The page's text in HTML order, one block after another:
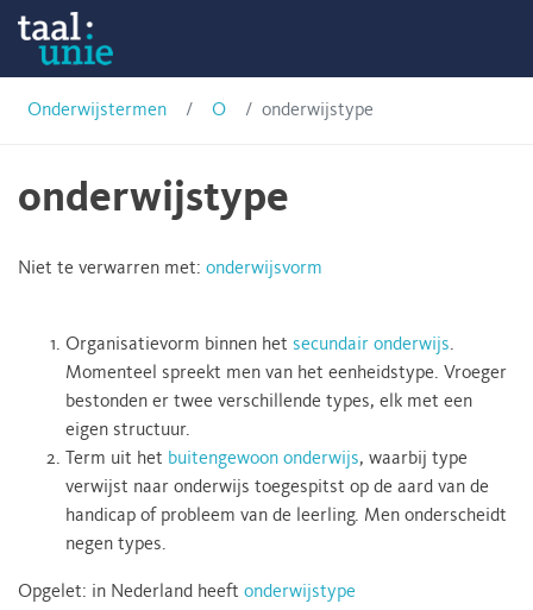
Skip
content
Onderwijstermen
O onderwijstype
onderwijstype
Niet te verwarren met: onderwijsvorm
Organisatievorm binnen het secundair onderwijs.
Momenteel spreekt men van het eenheidstype. Vroeger
bestonden er twee verschillende types, elk met een
eigen structuur.
Term uit het buitengewoon onderwijs, waarbij type
verwijst naar onderwijs toegespitst op de aard van de
handicap of probleem van de leerling. Men onderscheidt
negen types.
Opgelet: in Nederland heeft onderwijstype